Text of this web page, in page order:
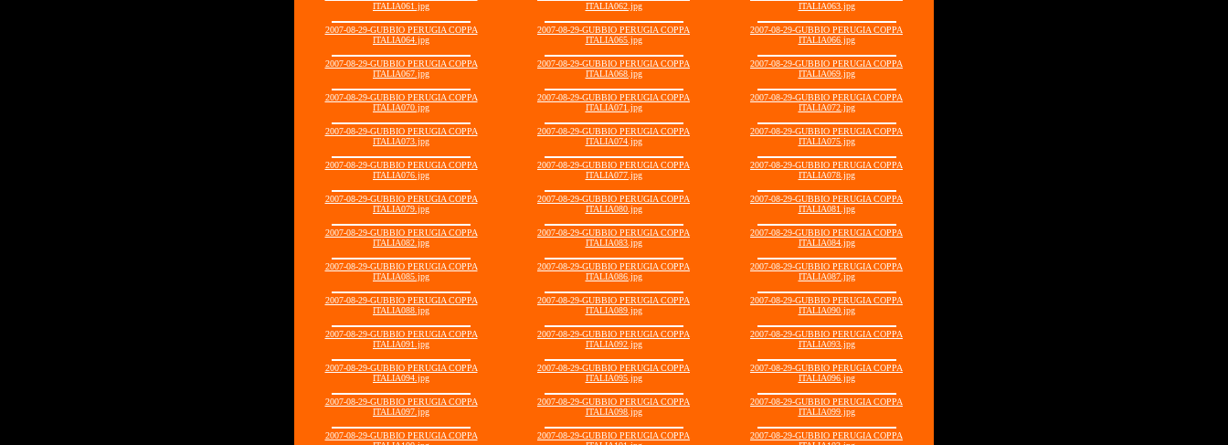
ITALIA061.jpg
ITALIA062.jpg
ITALIA063.jpg
2007-08-29-GUBBIO PERUGIA COPPA
ITALIA064.jpg
2007-08-29-GUBBIO PERUGIA COPPA
ITALIA065.jpg
2007-08-29-GUBBIO PERUGIA COPPA
ITALIA066.jpg
2007-08-29-GUBBIO PERUGIA COPPA
ITALIA067.jpg
2007-08-29-GUBBIO PERUGIA COPPA
ITALIA068.jpg
2007-08-29-GUBBIO PERUGIA COPPA
ITALIA069.jpg
2007-08-29-GUBBIO PERUGIA COPPA
ITALIA070.jpg
2007-08-29-GUBBIO PERUGIA COPPA
ITALIA071.jpg
2007-08-29-GUBBIO PERUGIA COPPA
ITALIA072.jpg
2007-08-29-GUBBIO PERUGIA COPPA
ITALIA073.jpg
2007-08-29-GUBBIO PERUGIA COPPA
ITALIA074.jpg
2007-08-29-GUBBIO PERUGIA COPPA
ITALIA075.jpg
2007-08-29-GUBBIO PERUGIA COPPA
ITALIA076.jpg
2007-08-29-GUBBIO PERUGIA COPPA
ITALIA077.jpg
2007-08-29-GUBBIO PERUGIA COPPA
ITALIA078.jpg
2007-08-29-GUBBIO PERUGIA COPPA
ITALIA079.jpg
2007-08-29-GUBBIO PERUGIA COPPA
ITALIA080.jpg
2007-08-29-GUBBIO PERUGIA COPPA
ITALIA081.jpg
2007-08-29-GUBBIO PERUGIA COPPA
ITALIA082.jpg
2007-08-29-GUBBIO PERUGIA COPPA
ITALIA083.jpg
2007-08-29-GUBBIO PERUGIA COPPA
ITALIA084.jpg
2007-08-29-GUBBIO PERUGIA COPPA
ITALIA085.jpg
2007-08-29-GUBBIO PERUGIA COPPA
ITALIA086.jpg
2007-08-29-GUBBIO PERUGIA COPPA
ITALIA087.jpg
2007-08-29-GUBBIO PERUGIA COPPA
ITALIA088.jpg
2007-08-29-GUBBIO PERUGIA COPPA
ITALIA089.jpg
2007-08-29-GUBBIO PERUGIA COPPA
ITALIA090.jpg
2007-08-29-GUBBIO PERUGIA COPPA
ITALIA091.jpg
2007-08-29-GUBBIO PERUGIA COPPA
ITALIA092.jpg
2007-08-29-GUBBIO PERUGIA COPPA
ITALIA093.jpg
2007-08-29-GUBBIO PERUGIA COPPA
ITALIA094.jpg
2007-08-29-GUBBIO PERUGIA COPPA
ITALIA095.jpg
2007-08-29-GUBBIO PERUGIA COPPA
ITALIA096.jpg
2007-08-29-GUBBIO PERUGIA COPPA
ITALIA097.jpg
2007-08-29-GUBBIO PERUGIA COPPA
ITALIA098.jpg
2007-08-29-GUBBIO PERUGIA COPPA
ITALIA099.jpg
2007-08-29-GUBBIO PERUGIA COPPA
2007-08-29-GUBBIO PERUGIA COPPA
2007-08-29-GUBBIO PERUGIA COPPA